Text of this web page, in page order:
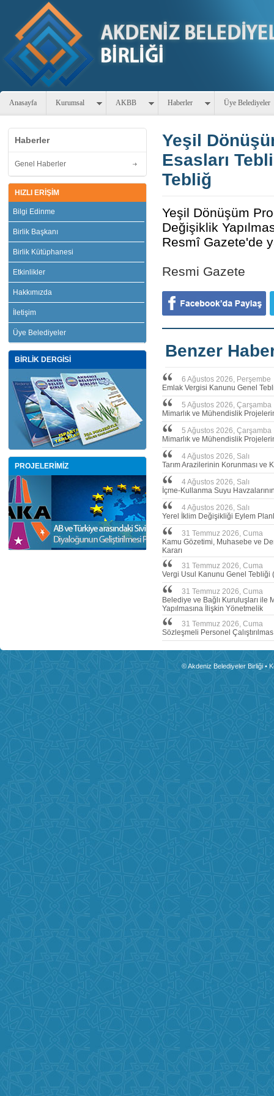
Anasayfa Kurumsal AKBB Haberler Üye Belediyeler
Haberler
Genel Haberler
HIZLI ERİŞİM
Bilgi Edinme
Birlik Başkanı
Birlik Kütüphanesi
Etkinlikler
Hakkımızda
İletişim
Üye Belediyeler
BİRLİK DERGİSİ
PROJELERİMİZ
Yeşil
Esasları
Tebliğ
Yeşil Dönüşüm
Değişiklik
Resmî Gazete'de
Resmi Gazete
Benzer
6 Ağustos 2026, Perşembe
Emlak Vergisi Kanunu Genel
5 Ağustos 2026, Çarşamba
Mimarlık ve Mühendislik
5 Ağustos 2026, Çarşamba
Mimarlık ve Mühendislik
4 Ağustos 2026, Salı
Tarım Arazilerinin Korunması ve
4 Ağustos 2026, Salı
İçme-Kullanma Suyu
4 Ağustos 2026, Salı
Yerel İklim Değişikliği Eylem
31 Temmuz 2026, Cuma
Kamu Gözetimi, Muhasebe ve
Kararı
31 Temmuz 2026, Cuma
Vergi Usul Kanunu Genel Tebliği
31 Temmuz 2026, Cuma
Belediye ve Bağlı Kuruluşları
Yapılmasına İlişkin Yönetmelik
31 Temmuz 2026, Cuma
Sözleşmeli Personel
© Akdeniz Belediyeler Birliği •